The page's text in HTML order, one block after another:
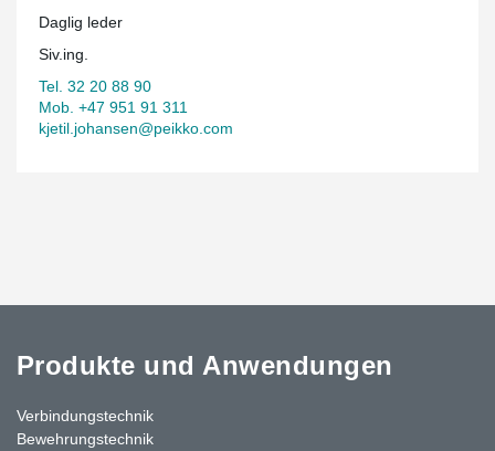
Daglig leder
Siv.ing.
Tel. 32 20 88 90
Mob. +47 951 91 311
kjetil.johansen@peikko.com
Produkte und Anwendungen
Verbindungstechnik
Bewehrungstechnik